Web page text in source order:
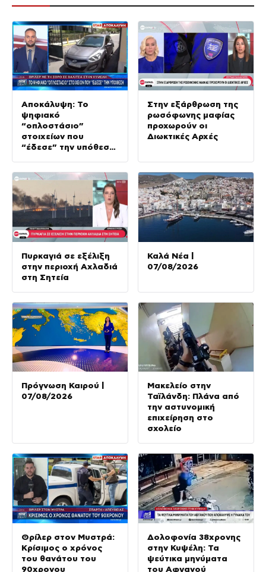
Αποκάλυψη: Το
ψηφιακό
“οπλοστάσιο”
στοιχείων που
“έδεσε” την υπόθεση
Στην εξάρθρωση της
ρωσόφωνης μαφίας
προχωρούν οι
Διωκτικές Αρχές
Πυρκαγιά σε εξέλιξη
στην περιοχή Αχλαδιά
στη Σητεία
Καλά Νέα |
07/08/2026
Πρόγνωση Καιρού |
07/08/2026
Μακελείο στην
Ταϊλάνδη: Πλάνα από
την αστυνομική
επιχείρηση στο
σχολείο
Θρίλερ στον Μυστρά:
Κρίσιμος ο χρόνος
του θανάτου του
90χρονου
Δολοφονία 38χρονης
στην Κυψέλη: Τα
ψεύτικα μηνύματα
του Αφγανού